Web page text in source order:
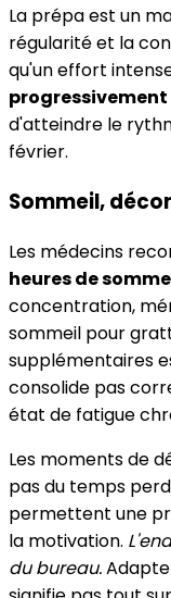
La prépa est un
régularité et la
qu'un effort
d'atteindre le
février.
Sommeil,
Les médecins
heures de
concentration,
sommeil pour
supplémentaires
consolide pas
état de fatigue
Les moments de
pas du temps
permettent une
la motivation.
du bureau.